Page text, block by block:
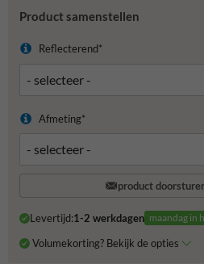
Product samenstellen
Reflecterend*
Afmeting*
product
Levertijd:1-2 werkdagen maandag in
Volumekorting? Bekijk de opties